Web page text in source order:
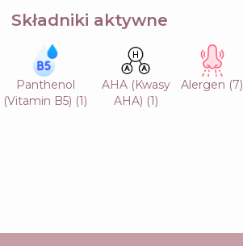
Składniki aktywne
Panthenol
(Vitamin B5) (1)
AHA (Kwasy
AHA) (1)
Alergen (7)